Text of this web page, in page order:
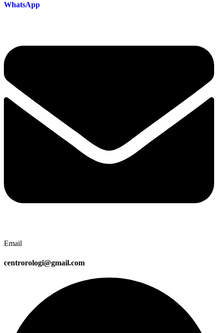
WhatsApp
Email
centrorologi@gmail.com